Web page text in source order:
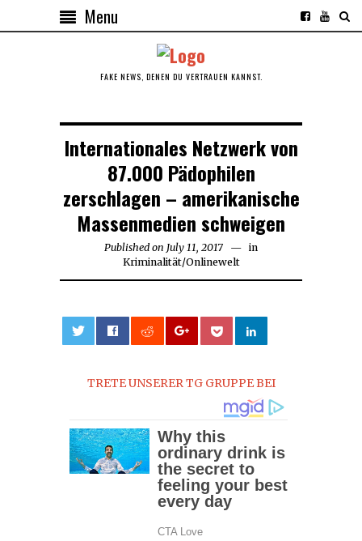
Menu
FAKE NEWS, DENEN DU VERTRAUEN KANNST.
Internationales Netzwerk von
87.000 Pädophilen
zerschlagen – amerikanische
Massenmedien schweigen
Published on July 11, 2017
in
Kriminalität/Onlinewelt
TRETE UNSERER TG GRUPPE BEI